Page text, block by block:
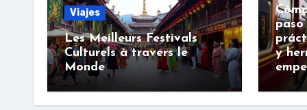
Viajes
Les Meilleurs Festivals
Culturels à travers le
Monde
paso
y